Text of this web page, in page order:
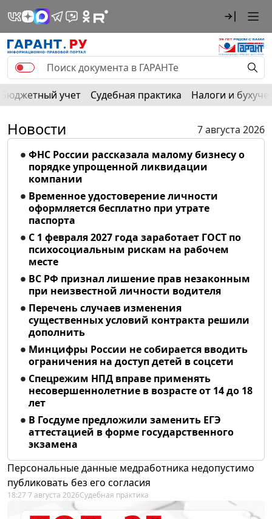
Бюджетный учет Судебная практика Налоги и
Новости
7 августа 2026
ФНС России рассказала малому бизнесу о
порядке упрощенной ликвидации
компании
Временное удостоверение личности
оформляется бесплатно при утрате
паспорта
С 1 февраля 2027 года заработает ГОСТ по
психосоциальным рискам на рабочем
месте
ВС РФ признал лишение прав незаконным
при неизвестной личности водителя
Перечень случаев изменения
существенных условий контракта решили
дополнить
Минцифры России не собирается вводить
ограничения на доступ детей в соцсети
Спецрежим НПД вправе применять
несовершеннолетние в возрасте от 14 до 18
лет
В Госдуме предложили заменить ЕГЭ
аттестацией в форме государственного
экзамена
Персональные данные медработника недопустимо
публиковать без его согласия
18:27 7 августа 2026Судебная практика